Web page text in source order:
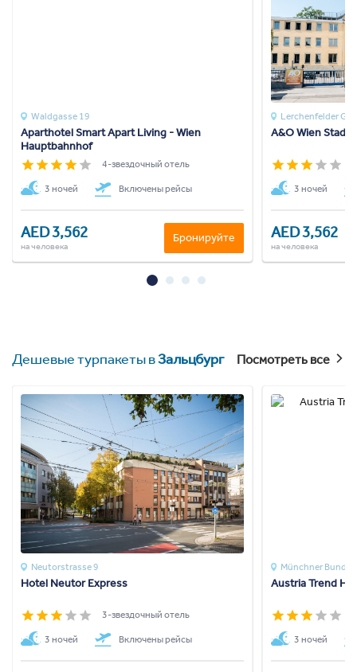
Waldgasse 19
Aparthotel Smart Apart Living - Wien
Hauptbahnhof
4-звездочный отель
3 ночей Включены рейсы
AED 3,562
на человека
Бронируйте
Lerchenfelder
A&O Wien
3 ночей
AED 3,562
на человека
Дешевые турпакеты вЗальцбург Посмотреть все
Neutorstrasse 9
Hotel Neutor Express
3-звездочный отель
3 ночей Включены рейсы
Münchner
Austria Trend
3 ночей